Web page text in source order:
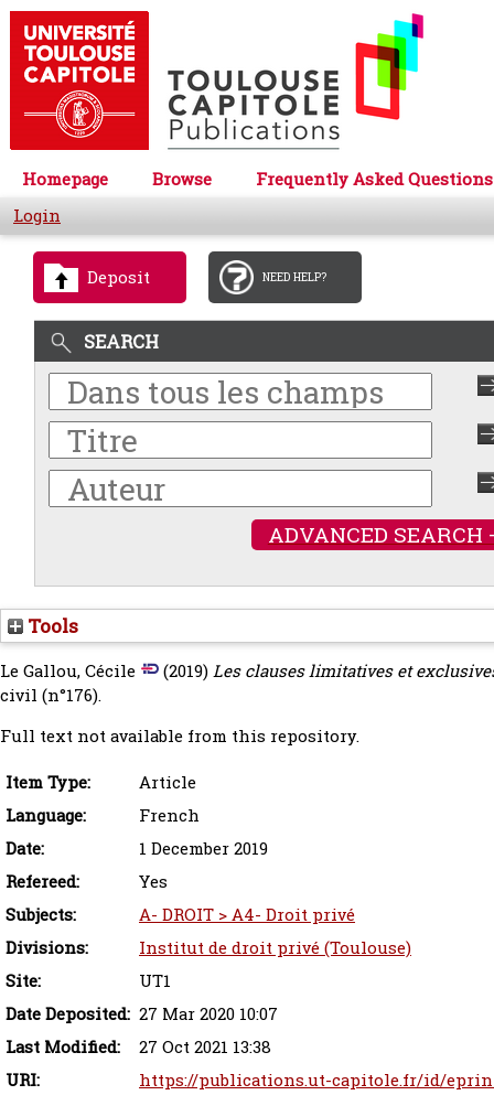
Homepage Browse
Frequently Asked Questions
Login
Deposit NEED HELP?
SEARCH
ADVANCED SEARCH
Tools
Le Gallou, Cécile (2019)Les clauses limitatives et
civil (n°176).
Full text not available from this repository.
Item Type:
Article
Language:
French
Date:
1 December 2019
Refereed:
Yes
Subjects:
A- DROIT > A4- Droit privé
Divisions:
Institut de droit privé (Toulouse)
Site:
UT1
Date Deposited: 27 Mar 2020 10:07
Last Modified:
27 Oct 2021 13:38
URI:
https://publications.ut-capitole.fr/id/